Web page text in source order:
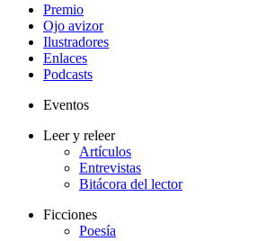
Premio
Ojo avizor
Ilustradores
Enlaces
Podcasts
Eventos
Leer y releer
Artículos
Entrevistas
Bitácora del lector
Ficciones
Poesía